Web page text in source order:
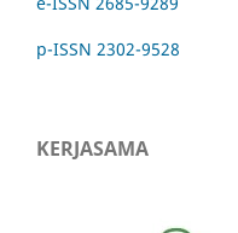
p-ISSN 2302-9528
KERJASAMA